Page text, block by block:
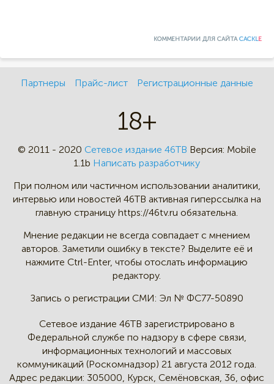
КОММЕНТАРИИ ДЛЯ САЙТАCACKLE
Партнеры Прайс-лист Регистрационные данные
18+
© 2011 - 2020 Сетевое издание 46ТВ Версия: Mobile
1.1b Написать разработчику
При полном или частичном использовании аналитики,
интервью или новостей 46TB активная гиперссылка на
главную страницу https://46tv.ru обязательна.
Мнение редакции не всегда совпадает с мнением
авторов. Заметили ошибку в тексте? Выделите её и
нажмите Ctrl-Enter, чтобы отослать информацию
редактору.
Запись о регистрации СМИ: Эл № ФС77-50890
Сетевое издание 46ТВ зарегистрировано в
Федеральной службе по надзору в сфере связи,
информационных технологий и массовых
коммуникаций (Роскомнадзор) 21 августа 2012 года.
Адрес редакции: 305000, Курск, Семёновская, 36, офис